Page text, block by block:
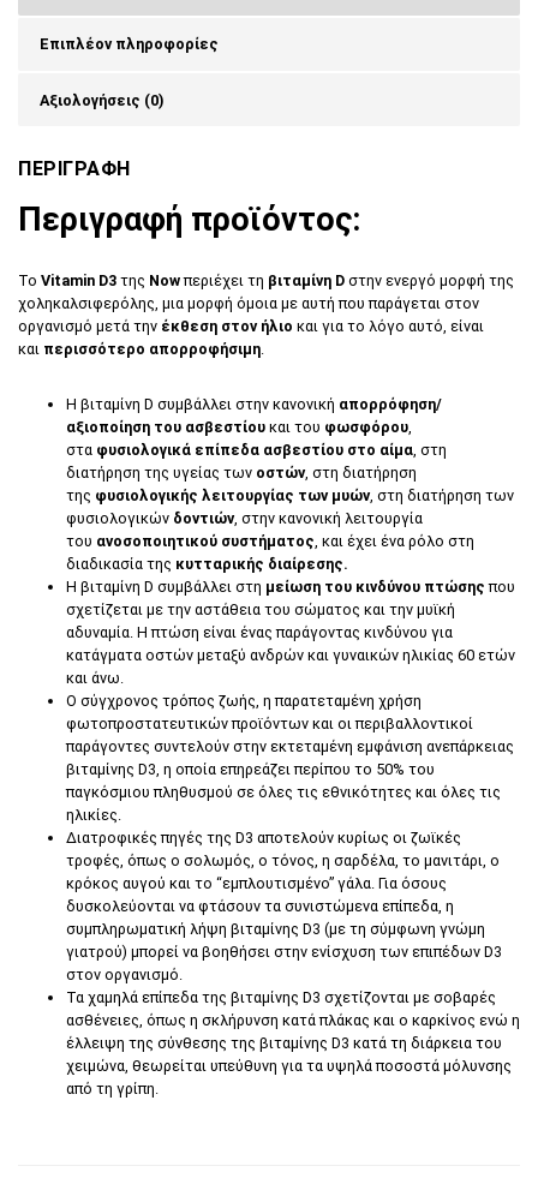
Επιπλέον πληροφορίες
Αξιολογήσεις (0)
ΠΕΡΙΓΡΑΦΗ
Περιγραφή προϊόντος:
Το Vitamin D3 της Nowπεριέχει τη βιταμίνη D στην ενεργό μορφή της
χοληκαλσιφερόλης, μια μορφή όμοια με αυτή που παράγεται στον
οργανισμό μετά την έκθεση στον ήλιο και για το λόγο αυτό, είναι
και περισσότερο απορροφήσιμη.
Η βιταμίνη D συμβάλλει στην κανονική απορρόφηση/
αξιοποίηση του ασβεστίου και του φωσφόρου,
στα φυσιολογικά επίπεδα ασβεστίου στο αίμα, στη
διατήρηση της υγείας των οστών, στη διατήρηση
της φυσιολογικής λειτουργίας των μυών, στη διατήρηση των
φυσιολογικών δοντιών, στην κανονική λειτουργία
του ανοσοποιητικού συστήματος, και έχει ένα ρόλο στη
διαδικασία της κυτταρικής διαίρεσης.
Η βιταμίνη D συμβάλλει στη μείωση του κινδύνου πτώσης που
σχετίζεται με την αστάθεια του σώματος και την μυϊκή
αδυναμία. Η πτώση είναι ένας παράγοντας κινδύνου για
κατάγματα οστών μεταξύ ανδρών και γυναικών ηλικίας 60 ετών
και άνω.
Ο σύγχρονος τρόπος ζωής, η παρατεταμένη χρήση
φωτοπροστατευτικών προϊόντων και οι περιβαλλοντικοί
παράγοντες συντελούν στην εκτεταμένη εμφάνιση ανεπάρκειας
βιταμίνης D3, η οποία επηρεάζει περίπου το 50% του
παγκόσμιου πληθυσμού σε όλες τις εθνικότητες και όλες τις
ηλικίες.
Διατροφικές πηγές της D3 αποτελούν κυρίως οι ζωϊκές
τροφές, όπως o σολωμός, ο τόνος, η σαρδέλα, το μανιτάρι, ο
κρόκος αυγού και το “εμπλουτισμένο” γάλα. Για όσους
δυσκολεύονται να φτάσουν τα συνιστώμενα επίπεδα, η
συμπληρωματική λήψη βιταμίνης D3 (με τη σύμφωνη γνώμη
γιατρού) μπορεί να βοηθήσει στην ενίσχυση των επιπέδων D3
στον οργανισμό.
Τα χαμηλά επίπεδα της βιταμίνης D3 σχετίζονται με σοβαρές
ασθένειες, όπως η σκλήρυνση κατά πλάκας και ο καρκίνος ενώ η
έλλειψη της σύνθεσης της βιταμίνης D3 κατά τη διάρκεια του
χειμώνα, θεωρείται υπεύθυνη για τα υψηλά ποσοστά μόλυνσης
από τη γρίπη.